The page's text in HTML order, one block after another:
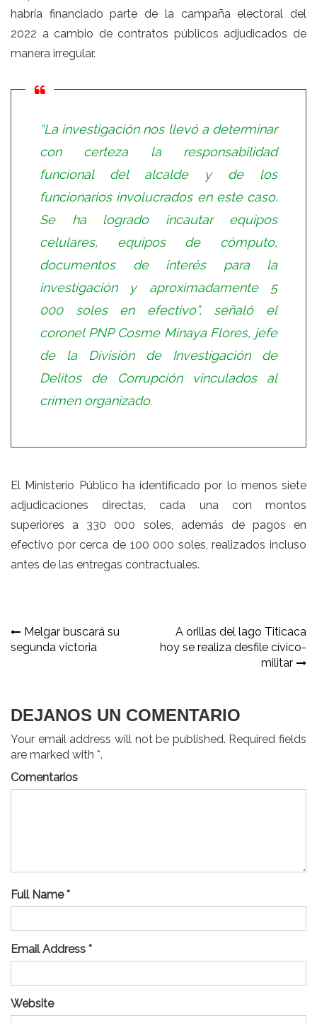
habría financiado parte de la campaña electoral del
2022 a cambio de contratos públicos adjudicados de
manera irregular.
“La investigación nos llevó a determinar
con certeza la responsabilidad
funcional del alcalde y de los
funcionarios involucrados en este caso.
Se ha logrado incautar equipos
celulares, equipos de cómputo,
documentos de interés para la
investigación y aproximadamente 5
000 soles en efectivo”, señaló el
coronel PNP Cosme Minaya Flores, jefe
de la División de Investigación de
Delitos de Corrupción vinculados al
crimen organizado.
El Ministerio Público ha identificado por lo menos siete
adjudicaciones directas, cada una con montos
superiores a 330 000 soles, además de pagos en
efectivo por cerca de 100 000 soles, realizados incluso
antes de las entregas contractuales.
Navegación
de
Melgar buscará su
segunda victoria
A orillas del lago Titicaca
hoy se realiza desfile cívico-
militar
DEJANOS UN COMENTARIO
Your email address will not be published. Required fields
are marked with *.
Comentarios
Full Name *
Email Address *
Website